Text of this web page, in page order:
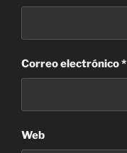
Correo electrónico*
Web